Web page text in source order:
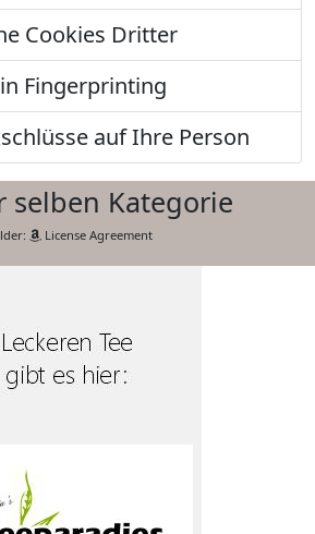
Cookies Dritter
Fingerprinting
auf Ihre Person
selben Kategorie
License Agreement